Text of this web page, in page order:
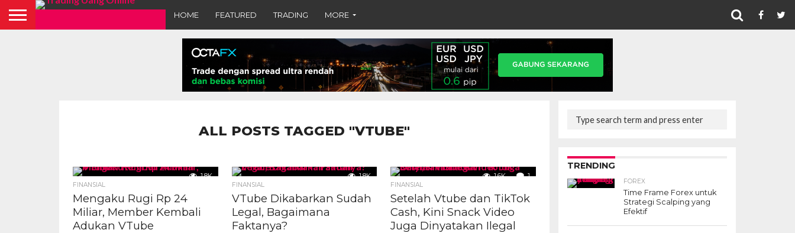
HOME FEATURED TRADING MORE
ALL POSTS TAGGED "VTUBE"
1.8K
FINANSIAL
Mengaku Rugi Rp 24
Miliar, Member Kembali
Adukan VTube
1.8K
FINANSIAL
VTube Dikabarkan Sudah
Legal, Bagaimana
Faktanya?
1.6K 1
FINANSIAL
Setelah Vtube dan TikTok
Cash, Kini Snack Video
Juga Dinyatakan Ilegal
TRENDING
FOREX
Time Frame Forex untuk
Strategi Scalping yang
Efektif